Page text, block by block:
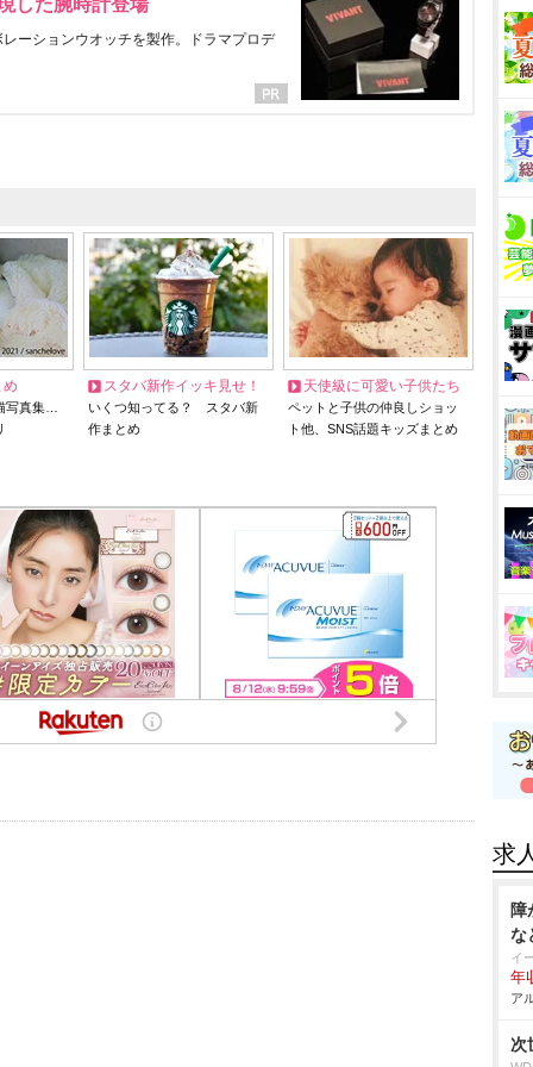
した腕時計登場
ーションウオッチを製作。ドラマプロデ
め
写真集…
スタバ新作イッキ見せ！
いくつ知ってる？ スタバ新
作まとめ
天使級に可愛い子供たち
ペットと子供の仲良しショッ
ト他、SNS話題キッズまとめ
求
障
な
イ
年
ア
次